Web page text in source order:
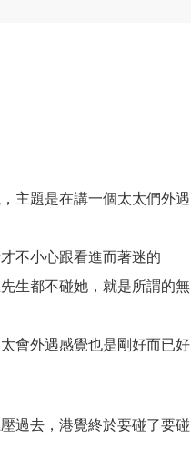
主題是在講一個太太們外遇
不小心跟看進而著迷的
生都不碰她，就是所謂的無
會外遇感覺也是剛好而已好
過去，港覺終於要碰了要碰